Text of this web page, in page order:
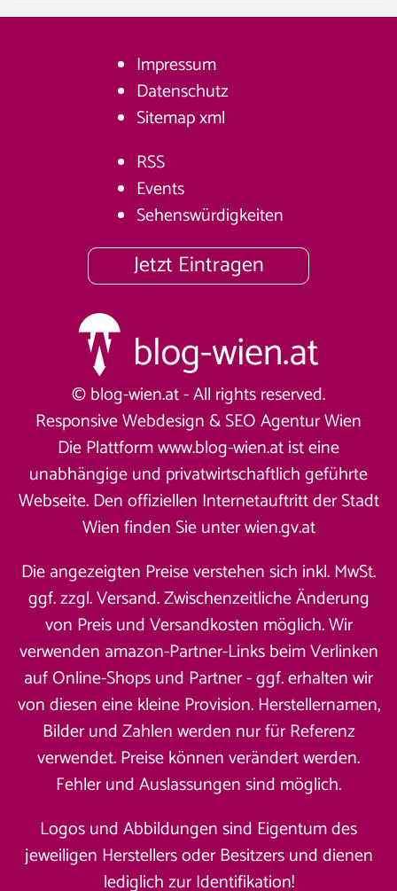
Impressum
Datenschutz
Sitemapxml
RSS
Events
Sehenswürdigkeiten
Jetzt Eintragen
© blog-wien.at - All rights reserved.
Responsive Webdesign &SEO Agentur Wien
Die Plattform www.blog-wien.at ist eine
unabhängige und privatwirtschaftlich geführte
Webseite. Den offiziellen Internetauftritt der Stadt
Wien finden Sie unterwien.gv.at
Die angezeigten Preise verstehen sich inkl. MwSt.
ggf. zzgl. Versand. Zwischenzeitliche Änderung
von Preis und Versandkosten möglich. Wir
verwenden amazon-Partner-Links beim Verlinken
auf Online-Shops und Partner - ggf. erhalten wir
von diesen eine kleine Provision. Herstellernamen,
Bilder und Zahlen werden nur für Referenz
verwendet. Preise können verändert werden.
Fehler und Auslassungen sind möglich.
Logos und Abbildungen sind Eigentum des
jeweiligen Herstellers oder Besitzers und dienen
lediglich zur Identifikation!